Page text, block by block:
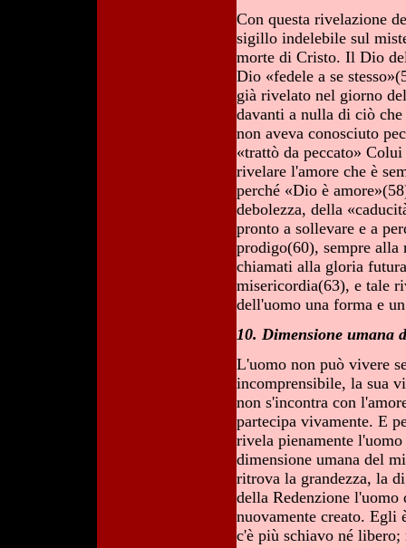
Con questa rivelazione
sigillo indelebile sul
morte di Cristo. Il Dio
Dio «fedele a se
già rivelato nel giorno
davanti a nulla di ciò
non aveva conosciuto
«trattò da peccato»
rivelare l'amore che è
perché «Dio è
debolezza, della
pronto a sollevare e a
prodigo(60), sempre
chiamati alla gloria
misericordia(63), e tale
dell'uomo una forma e
10. Dimensione umana
L'uomo non può vivere
incomprensibile, la sua
non s'incontra con
partecipa vivamente. E
rivela pienamente
dimensione umana del
ritrova la grandezza, la
della Redenzione l'uomo
nuovamente creato. Egli
c'è più schiavo né